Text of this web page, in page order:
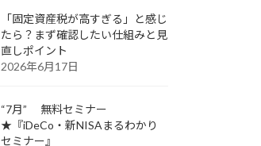
「固定資産税が高すぎる」と感じ
たら？まず確認したい仕組みと見
直しポイント
2026年6月17日
“7月” 無料セミナー
★『iDeCo・新NISAまるわかり
セミナー』